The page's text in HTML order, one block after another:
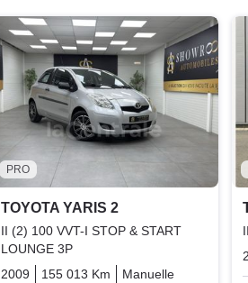
PRO
TOYOTA YARIS 2
II (2) 100 VVT-I STOP & START
LOUNGE 3P
2009
155 013 Km Manuelle